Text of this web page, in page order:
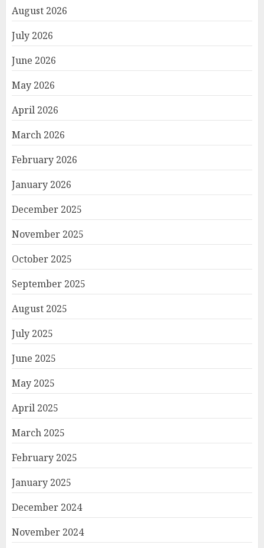
August 2026
July 2026
June 2026
May 2026
April 2026
March 2026
February 2026
January 2026
December 2025
November 2025
October 2025
September 2025
August 2025
July 2025
June 2025
May 2025
April 2025
March 2025
February 2025
January 2025
December 2024
November 2024